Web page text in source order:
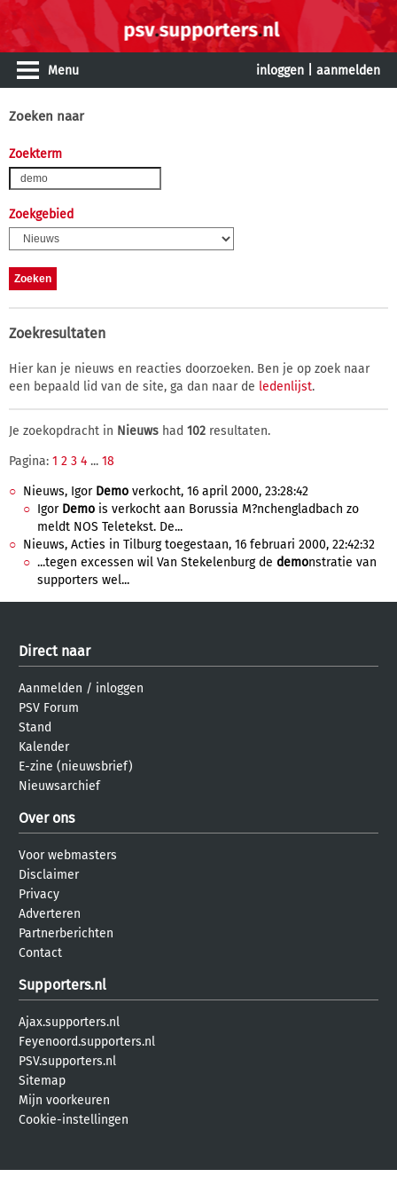
Menu inloggen aanmelden
Zoeken naar
Zoekterm
Zoekgebied
Zoekresultaten
Hier kan je nieuws en reacties doorzoeken. Ben je op zoek naar
een bepaald lid van de site, ga dan naar de ledenlijst.
Je zoekopdracht in Nieuws had 102 resultaten.
Pagina: 1 2 3 4 ... 18
Nieuws, Igor Demo verkocht, 16 april 2000, 23:28:42
Igor Demo is verkocht aan Borussia M?nchengladbach zo
meldt NOS Teletekst. De...
Nieuws, Acties in Tilburg toegestaan, 16 februari 2000, 22:42:32
...tegen excessen wil Van Stekelenburg de demonstratie van
supporters wel...
Direct naar
Aanmelden / inloggen
PSV Forum
Stand
Kalender
E-zine (nieuwsbrief)
Nieuwsarchief
Over ons
Voor webmasters
Disclaimer
Privacy
Adverteren
Partnerberichten
Contact
Supporters.nl
Ajax.supporters.nl
Feyenoord.supporters.nl
PSV.supporters.nl
Sitemap
Mijn voorkeuren
Cookie-instellingen